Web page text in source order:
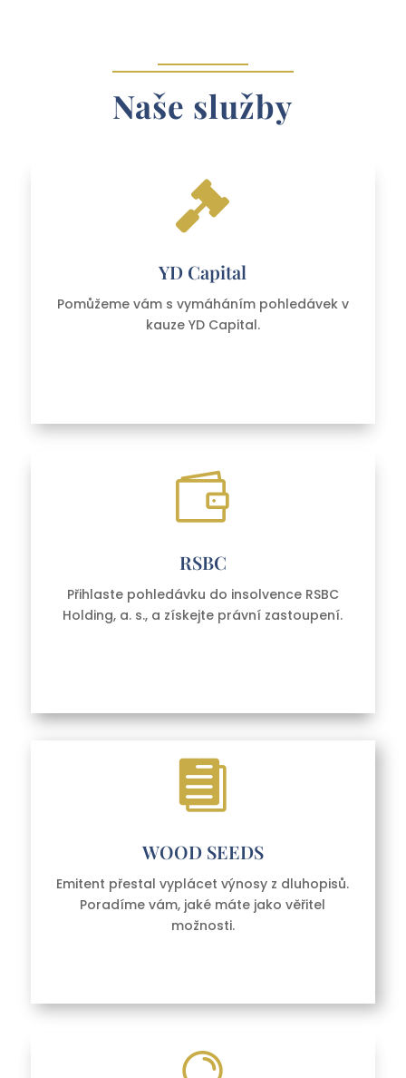
Naše služby

YD Capital
Pomůžeme vám s vymáháním pohledávek v
kauze YD Capital.

RSBC
Přihlaste pohledávku do insolvence RSBC
Holding, a. s., a získejte právní zastoupení.

WOOD SEEDS
Emitent přestal vyplácet výnosy z dluhopisů.
Poradíme vám, jaké máte jako věřitel
možnosti.